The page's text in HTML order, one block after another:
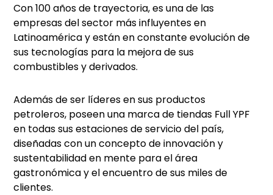
Con 100 años de trayectoria, es una de las
empresas del sector más influyentes en
Latinoamérica y están en constante evolución de
sus tecnologías para la mejora de sus
combustibles y derivados.
Además de ser líderes en sus productos
petroleros, poseen una marca de tiendas Full YPF
en todas sus estaciones de servicio del país,
diseñadas con un concepto de innovación y
sustentabilidad en mente para el área
gastronómica y el encuentro de sus miles de
clientes.